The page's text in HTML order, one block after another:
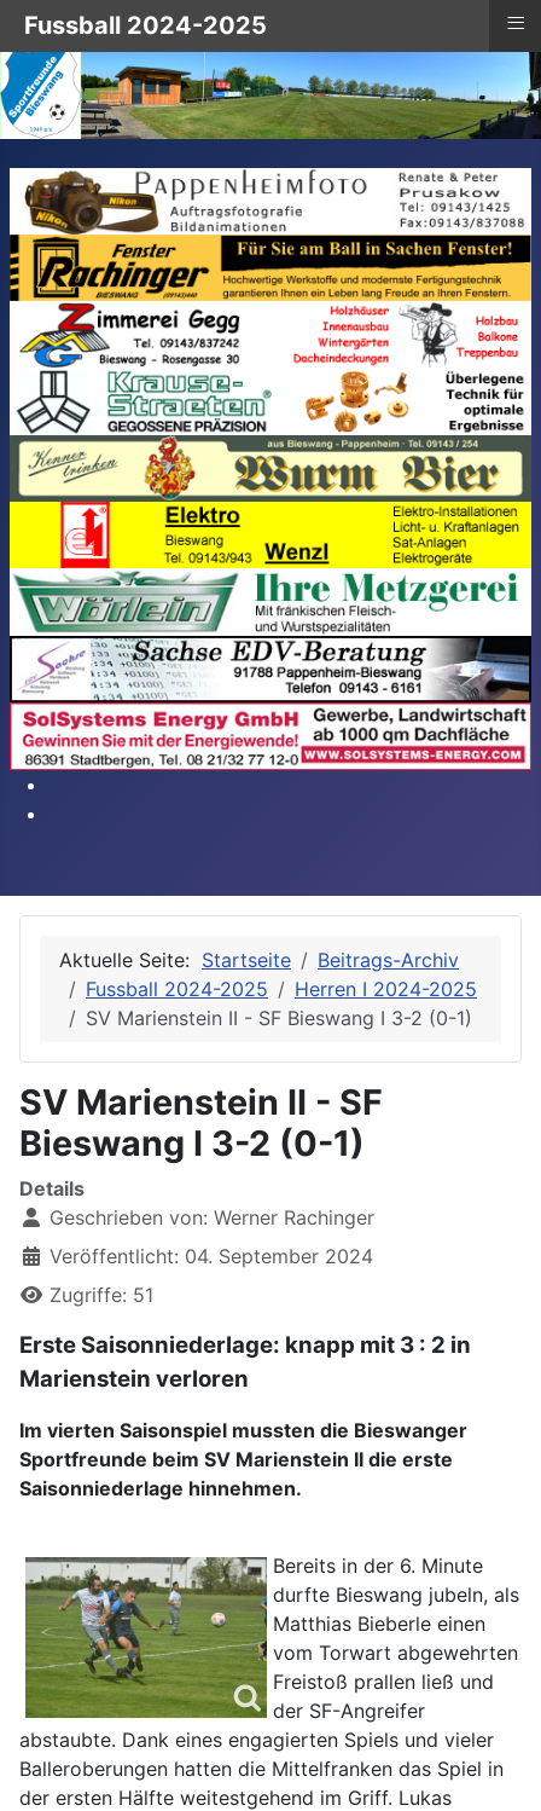
Aktuelle Seite: Startseite
Beitrags-Archiv
Fussball 2024-2025
Herren I 2024-2025
SV Marienstein II - SF Bieswang I 3-2 (0-1)
SV Marienstein II - SF
Bieswang I 3-2 (0-1)
Details
Geschrieben von: Werner Rachinger
Veröffentlicht: 04. September 2024
Zugriffe: 51
Erste Saisonniederlage: knapp mit 3 : 2 in
Marienstein verloren
Im vierten Saisonspiel mussten die Bieswanger
Sportfreunde beim SV Marienstein II die erste
Saisonniederlage hinnehmen.
Bereits in der 6. Minute
durfte Bieswang jubeln, als
Matthias Bieberle einen
vom Torwart abgewehrten
Freistoß prallen ließ und
der SF-Angreifer
abstaubte. Dank eines engagierten Spiels und vieler
Balleroberungen hatten die Mittelfranken das Spiel in
der ersten Hälfte weitestgehend im Griff. Lukas
Fussball 2024-2025 ≡